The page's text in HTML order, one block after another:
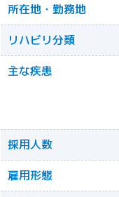
所在地・勤務地
リハビリ分類
主な疾患
採用人数
雇用形態